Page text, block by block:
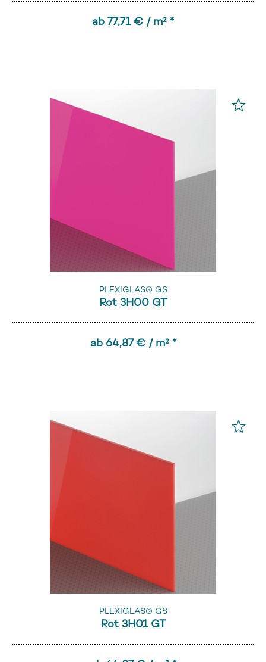
ab 77,71 € / m² *
PLEXIGLAS® GS
Rot 3H00 GT
ab 64,87 € / m² *
PLEXIGLAS® GS
Rot 3H01 GT